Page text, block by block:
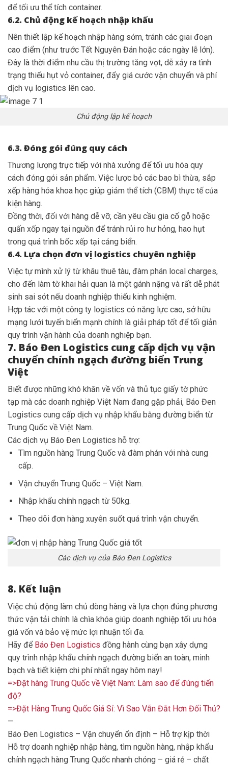
để tối ưu thể tích container.
6.2. Chủ động kế hoạch nhập khẩu
Nên thiết lập kế hoạch nhập hàng sớm, tránh các giai đoạn
cao điểm (như trước Tết Nguyên Đán hoặc các ngày lễ lớn).
Đây là thời điểm nhu cầu thị trường tăng vọt, dễ xảy ra tình
trạng thiếu hụt vỏ container, đẩy giá cước vận chuyển và phí
dịch vụ logistics lên cao.
Chủ động lập kế hoạch
6.3. Đóng gói đúng quy cách
Thương lượng trực tiếp với nhà xưởng để tối ưu hóa quy
cách đóng gói sản phẩm. Việc lược bỏ các bao bì thừa, sắp
xếp hàng hóa khoa học giúp giảm thể tích (CBM) thực tế của
kiện hàng.
Đồng thời, đối với hàng dễ vỡ, cần yêu cầu gia cố gỗ hoặc
quấn xốp ngay tại nguồn để tránh rủi ro hư hỏng, hao hụt
trong quá trình bốc xếp tại cảng biển.
6.4. Lựa chọn đơn vị logistics chuyên nghiệp
Việc tự mình xử lý từ khâu thuê tàu, đàm phán local charges,
cho đến làm tờ khai hải quan là một gánh nặng và rất dễ phát
sinh sai sót nếu doanh nghiệp thiếu kinh nghiệm.
Hợp tác với một công ty logistics có năng lực cao, sở hữu
mạng lưới tuyến biển mạnh chính là giải pháp tốt để tối giản
quy trình vận hành của doanh nghiệp bạn.
7. Báo Đen Logistics cung cấp dịch vụ vận
chuyển chính ngạch đường biển Trung
Việt
Biết được những khó khăn về vốn và thủ tục giấy tờ phức
tạp mà các doanh nghiệp Việt Nam đang gặp phải, Báo Đen
Logistics cung cấp dịch vụ nhập khẩu bằng đường biển từ
Trung Quốc về Việt Nam.
Các dịch vụ Báo Đen Logistics hỗ trợ:
Tìm nguồn hàng Trung Quốc và đàm phán với nhà cung
cấp.
Vận chuyển Trung Quốc – Việt Nam.
Nhập khẩu chính ngạch từ 50kg.
Theo dõi đơn hàng xuyên suốt quá trình vận chuyển.
Các dịch vụ của Báo Đen Logistics
8. Kết luận
Việc chủ động làm chủ dòng hàng và lựa chọn đúng phương
thức vận tải chính là chìa khóa giúp doanh nghiệp tối ưu hóa
giá vốn và bảo vệ mức lợi nhuận tối đa.
Hãy để Báo Đen Logistics đồng hành cùng bạn xây dựng
quy trình nhập khẩu chính ngạch đường biển an toàn, minh
bạch và tiết kiệm chi phí nhất ngay hôm nay!
=>Đặt hàng Trung Quốc về Việt Nam: Làm sao để đúng tiến
độ?
=>Đặt Hàng Trung Quốc Giá Sỉ: Vì Sao Vẫn Đắt Hơn Đối Thủ?
—
Báo Đen Logistics – Vận chuyển ổn định – Hỗ trợ kịp thời
Hỗ trợ doanh nghiệp nhập hàng, tìm nguồn hàng, nhập khẩu
chính ngạch hàng Trung Quốc nhanh chóng – giá rẻ – chất